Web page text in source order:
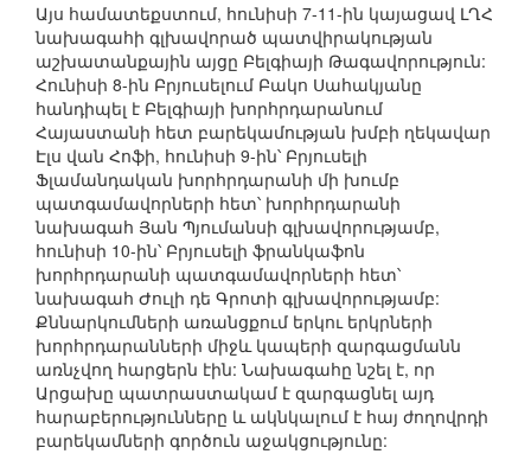
Այս համատեքստում, հունիսի 7-11-ին կայացավ ԼՂՀ
նախագահի գլխավորած պատվիրակության
աշխատանքային այցը Բելգիայի Թագավորություն:
Հունիսի 8-ին Բրյուսելում Բակո Սահակյանը
հանդիպել է Բելգիայի խորհրդարանում
Հայաստանի հետ բարեկամության խմբի ղեկավար
Էլս վան Հոֆի, հունիսի 9-ին՝ Բրյուսելի
Ֆլամանդական խորհրդարանի մի խումբ
պատգամավորների հետ՝ խորհրդարանի
նախագահ Յան Պյումանսի գլխավորությամբ,
հունիսի 10-ին՝ Բրյուսելի ֆրանկաֆոն
խորհրդարանի պատգամավորների հետ՝
նախագահ Ժուլի դե Գրոտի գլխավորությամբ:
Քննարկումների առանցքում երկու երկրների
խորհրդարանների միջև կապերի զարգացմանն
առնչվող հարցերն էին: Նախագահը նշել է, որ
Արցախը պատրաստակամ է զարգացնել այդ
հարաբերությունները և ակնկալում է հայ ժողովրդի
բարեկամների գործուն աջակցությունը: